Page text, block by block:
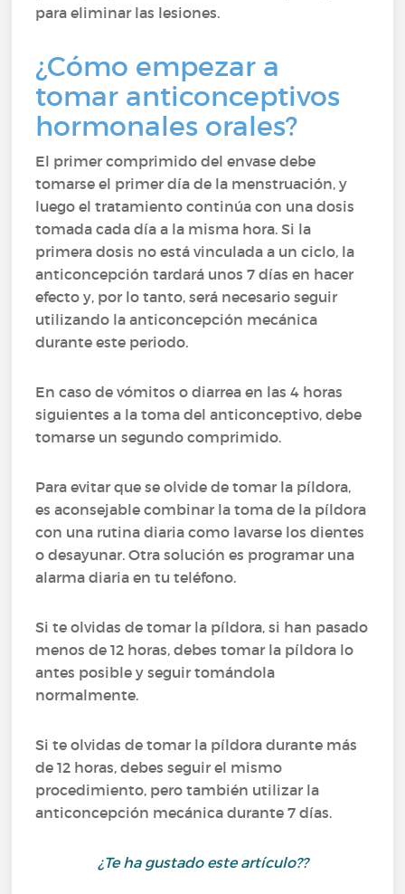
para eliminar las lesiones.
¿Cómo empezar a
tomar anticonceptivos
hormonales orales?
El primer comprimido del envase debe
tomarse el primer día de la menstruación, y
luego el tratamiento continúa con una dosis
tomada cada día a la misma hora. Si la
primera dosis no está vinculada a un ciclo, la
anticoncepción tardará unos 7 días en hacer
efecto y, por lo tanto, será necesario seguir
utilizando la anticoncepción mecánica
durante este periodo.
En caso de vómitos o diarrea en las 4 horas
siguientes a la toma del anticonceptivo, debe
tomarse un segundo comprimido.
Para evitar que se olvide de tomar la píldora,
es aconsejable combinar la toma de la píldora
con una rutina diaria como lavarse los dientes
o desayunar. Otra solución es programar una
alarma diaria en tu teléfono.
Si te olvidas de tomar la píldora, si han pasado
menos de 12 horas, debes tomar la píldora lo
antes posible y seguir tomándola
normalmente.
Si te olvidas de tomar la píldora durante más
de 12 horas, debes seguir el mismo
procedimiento, pero también utilizar la
anticoncepción mecánica durante 7 días.
¿Te ha gustado este artículo??